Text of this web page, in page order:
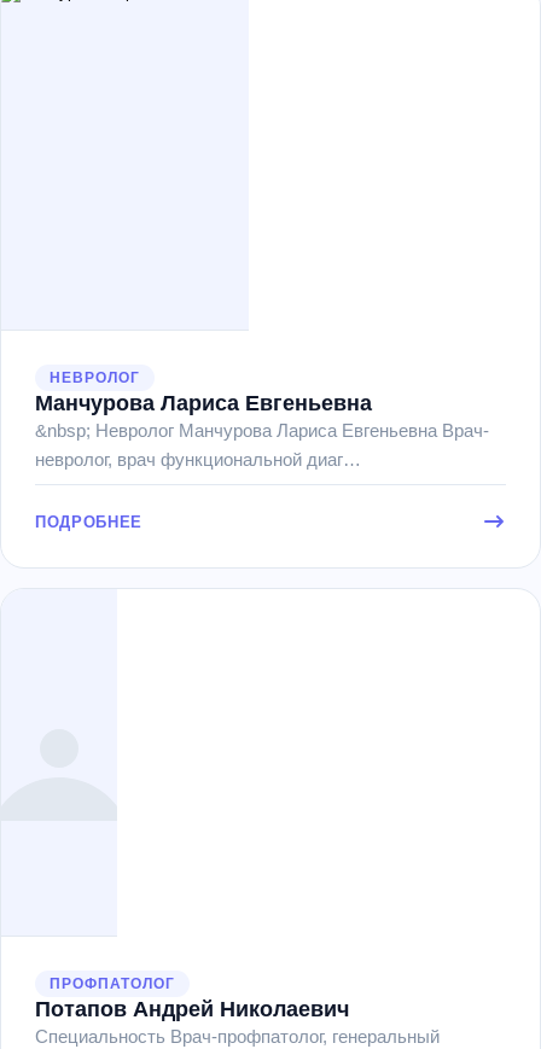
НЕВРОЛОГ
Манчурова Лариса Евгеньевна
&nbsp; Невролог Манчурова Лариса Евгеньевна Врач-
невролог, врач функциональной диаг…
ПОДРОБНЕЕ
ПРОФПАТОЛОГ
Потапов Андрей Николаевич
Специальность Врач-профпатолог, генеральный